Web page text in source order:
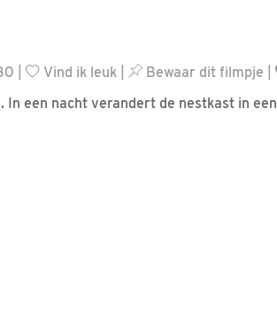
| Vind ik leuk Bewaar dit filmpje
In een nacht verandert de nestkast in een